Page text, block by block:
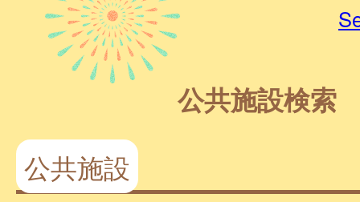
公共施設検索
公共施設